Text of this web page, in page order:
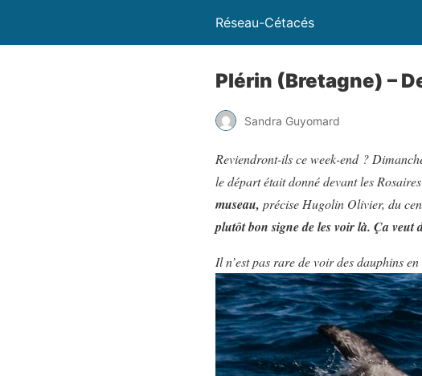
Réseau-Cétacés
Plérin (Bretagne) –
Sandra Guyomard
Reviendront-ils ce week-end ?
le départ était donné devant les
museau, précise Hugolin Olivier, du
plutôt bon signe de les voir là. Ça veut
Il n’est pas rare de voir des dauphins